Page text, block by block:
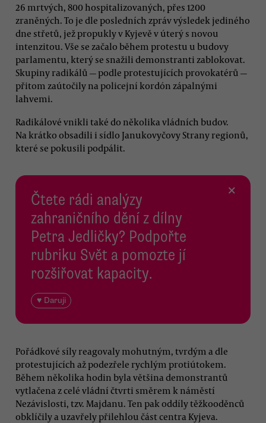
26 mrtvých, 800 hospitalizovaných, přes 1200
zraněných. To je dle posledních zpráv výsledek jediného
dne střetů, jež propukly v Kyjevě v úterý s novou
intenzitou. Vše se začalo během protestu u budovy
parlamentu, který se snažili demonstranti zablokovat.
Skupiny radikálů — podle protestujících provokatérů —
přitom zaútočily na policejní kordón zápalnými
lahvemi.
Radikálové vnikli také do několika vládních budov.
Na krátko obsadili i sídlo Janukovyčovy Strany regionů,
které se pokusili podpálit.
Čtete rádi analýzy
zahraničního dění z dílny
Petra Jedličky? Podpořte
rubriku Svět a pomozte jí
rozšiřovat kapacity.
♥ Daruji
×
Pořádkové síly reagovaly mohutným, tvrdým a dle
protestujících až podezřele rychlým protiútokem.
Během několika hodin byla většina demonstrantů
vytlačena z celé vládní čtvrti směrem k náměstí
Nezávislosti, tzv. Majdanu. Ten pak oddíly těžkooděnců
obklíčily a uzavřely přilehlou část centra Kyjeva.